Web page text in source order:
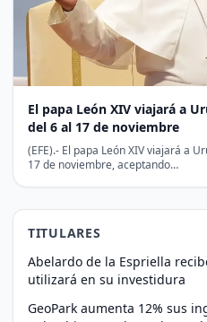
El papa León XIV viajará a
del 6 al 17 de noviembre
(EFE).- El papa León XIV viajará a
17 de noviembre, aceptando…
TITULARES
Abelardo de la Espriella
utilizará en su investidura
GeoPark aumenta 12% sus